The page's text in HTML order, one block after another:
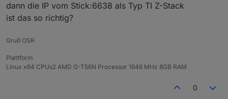
dann die IP vom Stick:6638 als Typ TI Z-Stack
ist das so richtig?
Gruß OSR
Plattform
Linux x64 CPUs2 AMD G-T56N Processor 1646 MHz 8GB RAM
0